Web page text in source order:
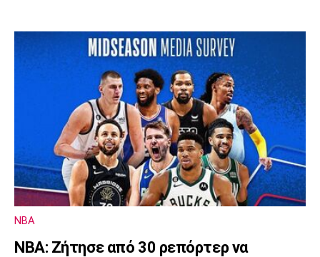
NBA
NBA: Ζήτησε από 30 ρεπόρτερ να